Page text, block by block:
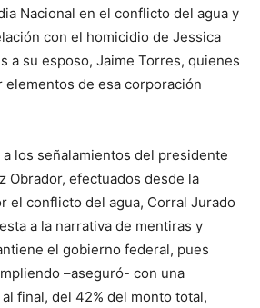
Nacional en el conflicto del agua y
con el homicidio de Jessica
a su esposo, Jaime Torres, quienes
de esa corporación
a los señalamientos del presidente
Obrador, efectuados desde la
el conflicto del agua, Corral Jurado
a la narrativa de mentiras y
el gobierno federal, pues
–aseguró- con una
final, del 42% del monto total,